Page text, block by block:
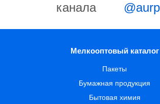
канала
Мелкооптовый каталог
Пакеты
Бумажная продукция
Бытовая химия